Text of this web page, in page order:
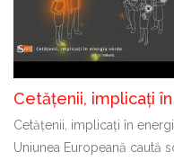
Cetățenii, implicați
Cetățenii, implicați în
Uniunea Europeană caută